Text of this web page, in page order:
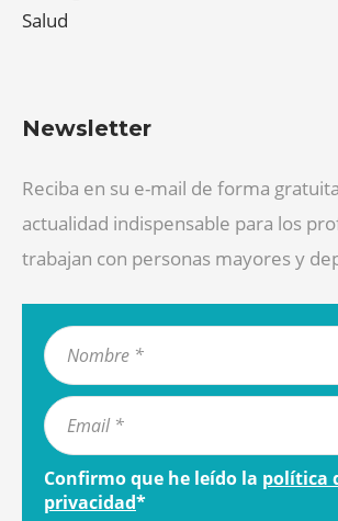
Salud
Newsletter
Reciba en su e-mail de forma
actualidad indispensable para los
trabajan con personas mayores y
Confirmo que he leído la política
privacidad*